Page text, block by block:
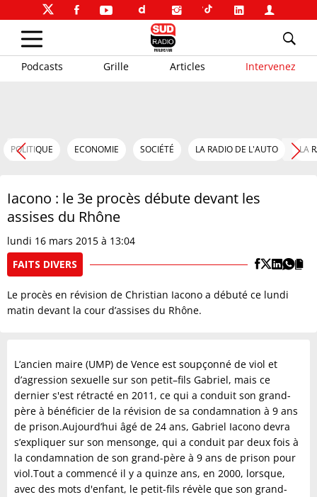
Podcasts Grille Articles Intervenez
POLITIQUE ECONOMIE SOCIÉTÉ LA RADIO DE L'AUTO LA
Iacono : le 3e procès débute devant les
assises du Rhône
lundi 16 mars 2015 à 13:04
FAITS DIVERS
Le procès en révision de Christian Iacono a débuté ce lundi
matin devant la cour d’assises du Rhône.
L’ancien maire (UMP) de Vence est soupçonné de viol et
d’agression sexuelle sur son petit–fils Gabriel, mais ce
dernier s'est rétracté en 2011, ce qui a conduit son grand-
père à bénéficier de la révision de sa condamnation à 9 ans
de prison.Aujourd’hui âgé de 24 ans, Gabriel Iacono devra
s’expliquer sur son mensonge, qui a conduit par deux fois à
la condamnation de son grand-père à 9 ans de prison pour
viol.Tout a commencé il y a quinze ans, en 2000, lorsque,
avec des mots d'enfant, le petit-fils révèle que son grand-